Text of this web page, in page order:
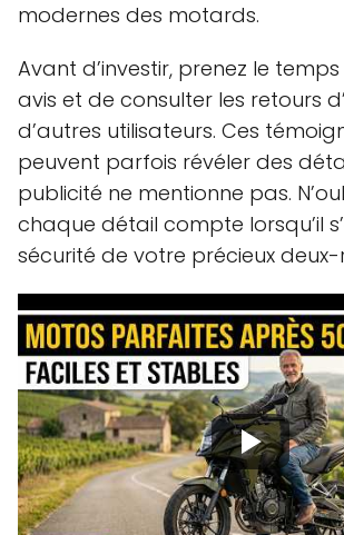
modernes des motards.
Avant d’investir, prenez le
avis et de consulter les retours
d’autres utilisateurs. Ces
peuvent parfois révéler des
publicité ne mentionne pas.
chaque détail compte lorsqu’il
sécurité de votre précieux deux-